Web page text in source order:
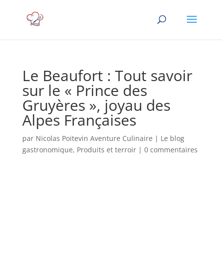
Le Beaufort : Tout savoir
sur le « Prince des
Gruyères », joyau des
Alpes Françaises
par Nicolas Poitevin Aventure Culinaire | Le blog
gastronomique, Produits et terroir| 0 commentaires